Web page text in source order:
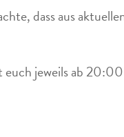
dass aus
jeweils ab